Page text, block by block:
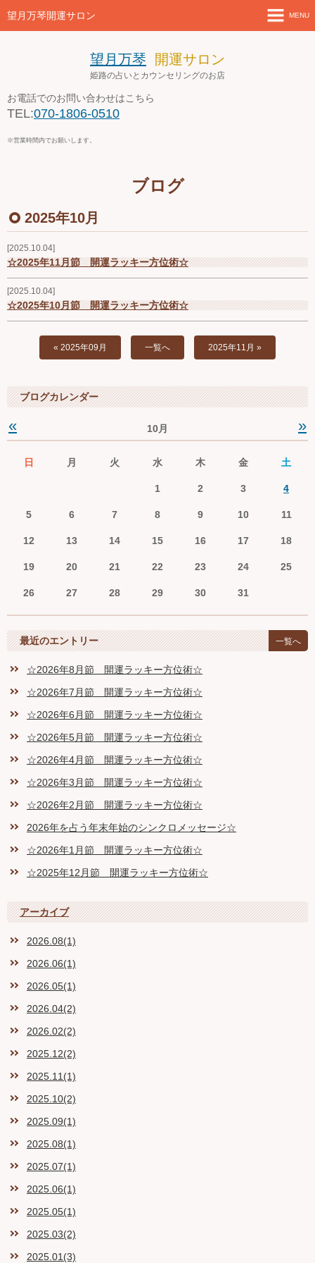
望月万琴開運サロン
望月万琴 開運サロン
姫路の占いとカウンセリングのお店
お電話でのお問い合わせはこちら
TEL:070-1806-0510
※営業時間内でお願いします。
MENU
店舗案内とアクセス
お問い合わせ
４月の営業案内
ブログ
2025年10月
2025.10.04
☆2025年11月節 開運ラッキー方位術☆
2025.10.04
☆2025年10月節 開運ラッキー方位術☆
« 2025年09月 一覧へ 2025年11月 »
ブログカレンダー
« 10月 »
日 月 火 水 木 金 土
1 2 3 4
5 6 7 8 9 10 11
12 13 14 15 16 17 18
19 20 21 22 23 24 25
26 27 28 29 30 31
最近のエントリー 一覧へ
☆2026年8月節 開運ラッキー方位術☆
☆2026年7月節 開運ラッキー方位術☆
☆2026年6月節 開運ラッキー方位術☆
☆2026年5月節 開運ラッキー方位術☆
☆2026年4月節 開運ラッキー方位術☆
☆2026年3月節 開運ラッキー方位術☆
☆2026年2月節 開運ラッキー方位術☆
2026年を占う年末年始のシンクロメッセージ☆
☆2026年1月節 開運ラッキー方位術☆
☆2025年12月節 開運ラッキー方位術☆
アーカイブ
2026.08(1)
2026.06(1)
2026.05(1)
2026.04(2)
2026.02(2)
2025.12(2)
2025.11(1)
2025.10(2)
2025.09(1)
2025.08(1)
2025.07(1)
2025.06(1)
2025.05(1)
2025.03(2)
2025.01(3)